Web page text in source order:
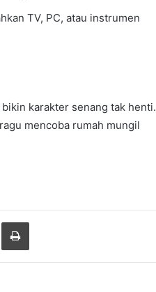
TV, PC, atau instrumen
karakter senang tak henti.
mencoba rumah mungil